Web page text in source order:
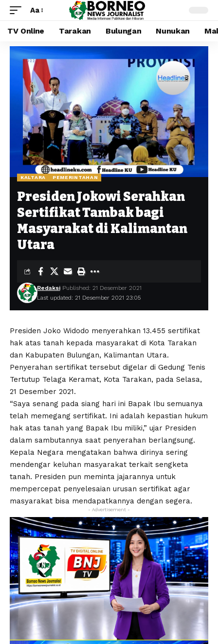
Aa
TV Online Tarakan Bulungan Nunukan
KALTARA PEMERINTAHAN
Presiden Jokowi Serahkan
Sertifikat Tambak bagi
Masyarakat di Kalimantan
Utara
Last updated: 21 Desember 2021 23:05
Redaksi Published: 21 Desember 2021
Presiden Joko Widodo menyerahkan 13.455 sertifikat
hak atas tanah kepada masyarakat di Kota Tarakan
dan Kabupaten Bulungan, Kalimantan Utara.
Penyerahan sertifikat tersebut digelar di Gedung Tenis
Tertutup Telaga Keramat, Kota Tarakan, pada Selasa,
21 Desember 2021.
“Saya senang pada siang hari ini Bapak Ibu semuanya
telah memegang sertifikat. Ini adalah kepastian hukum
hak atas tanah yang Bapak Ibu miliki,” ujar Presiden
dalam sambutannya saat penyerahan berlangsung.
Kepala Negara mengatakan bahwa dirinya sering
mendengar keluhan masyarakat terkait sengketa
tanah. Presiden pun meminta jajarannya untuk
mempercepat penyelesaian urusan sertifikat agar
masyarakat bisa mendapatkannya dengan segera.
- Advertisement -